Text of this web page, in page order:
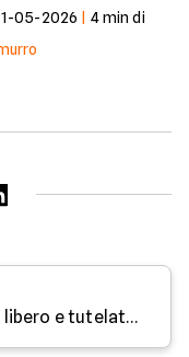
05-2026 4min di
Fornitori luce e gas mercato libero e tutelato: quali sono?